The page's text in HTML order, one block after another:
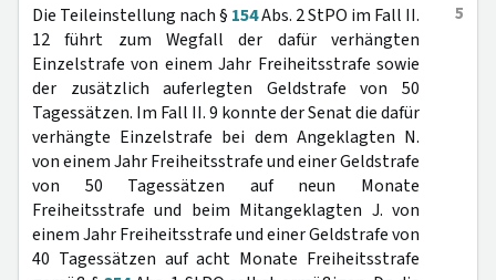
5
Die Teileinstellung nach § 154Abs. 2 StPO im Fall II.
12 führt zum Wegfall der dafür verhängten
Einzelstrafe von einem Jahr Freiheitsstrafe sowie
der zusätzlich auferlegten Geldstrafe von 50
Tagessätzen. Im Fall II. 9 konnte der Senat die dafür
verhängte Einzelstrafe bei dem Angeklagten N.
von einem Jahr Freiheitsstrafe und einer Geldstrafe
von 50 Tagessätzen auf neun Monate
Freiheitsstrafe und beim Mitangeklagten J. von
einem Jahr Freiheitsstrafe und einer Geldstrafe von
40 Tagessätzen auf acht Monate Freiheitsstrafe